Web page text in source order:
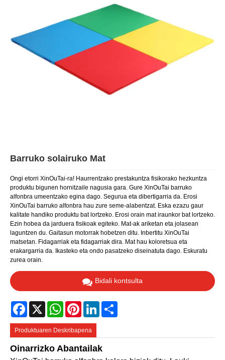
Barruko solairuko Mat
Ongi etorri XinOuTai-ra! Haurrentzako prestakuntza fisikorako hezkuntza
produktu bigunen hornitzaile nagusia gara. Gure XinOuTai barruko
alfonbra umeentzako egina dago. Segurua eta dibertigarria da. Erosi
XinOuTai barruko alfonbra hau zure seme-alabentzat. Eska ezazu gaur
kalitate handiko produktu bat lortzeko. Erosi orain mat iraunkor bat lortzeko.
Ezin hobea da jarduera fisikoak egiteko. Mat-ak ariketan eta jolasean
laguntzen du. Gaitasun motorrak hobetzen ditu. Inbertitu XinOuTai
matsetan. Fidagarriak eta fidagarriak dira. Mat hau koloretsua eta
erakargarria da. Ikasteko eta ondo pasatzeko diseinatuta dago. Eskuratu
zurea orain.
Bidali kontsulta
Facebook
X WhatsAppPinterestLinkedIn
Produktuaren Deskribapena
Oinarrizko Abantailak